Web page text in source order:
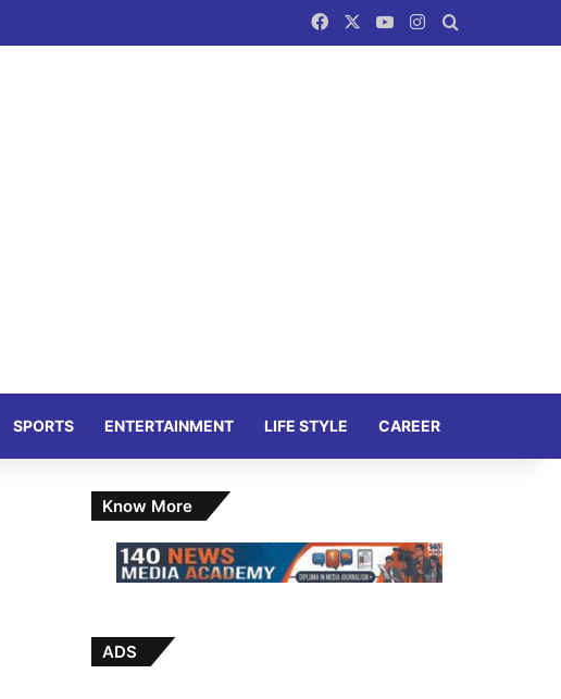
FacebookYouTubeInstagram
SPORTS ENTERTAINMENT LIFE STYLE CAREER
Know More
ADS